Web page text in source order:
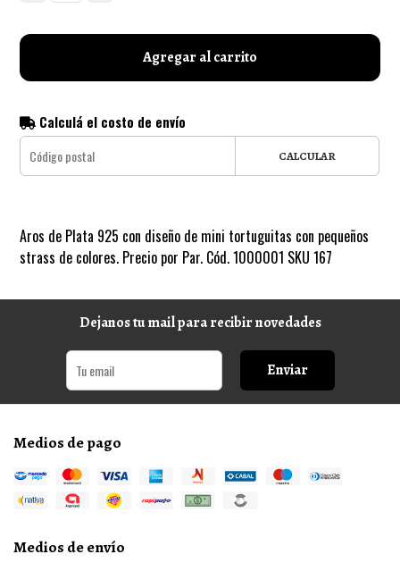
Agregar al carrito
Calculá el costo de envío
CALCULAR
Aros de Plata 925 con diseño de mini tortuguitas con pequeños
strass de colores. Precio por Par. Cód. 1000001 SKU 167
Dejanos tu mail para recibir novedades
Enviar
Medios de pago
Medios de envío